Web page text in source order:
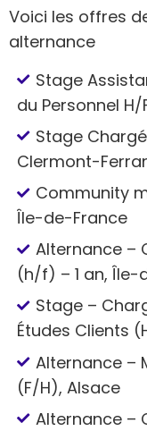
Voici les offres
alternance
Stage
du Personnel
Stage
Clermont-
Community
Île-de-France
Alternance –
(h/f) – 1 an, Île-
Stage –
Études Clients
Alternance –
(F/H), Alsace
Alternance –